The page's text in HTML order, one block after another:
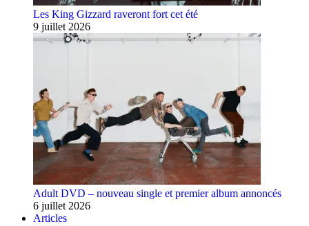
Les King Gizzard raveront fort cet été
9 juillet 2026
Adult DVD – nouveau single et premier album annoncés
6 juillet 2026
Articles